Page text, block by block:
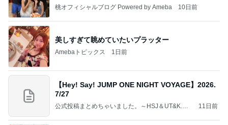
桃オフィシャルブログ Powered by Ameba 10日前
美しすぎて眺めていたいプラッター
Amebaトピックス 1日前
【Hey! Say! JUMP ONE NIGHT VOYAGE】2026.
7/27
公式投稿まとめちゃいました。～HSJ＆UT&K.O.
11日前